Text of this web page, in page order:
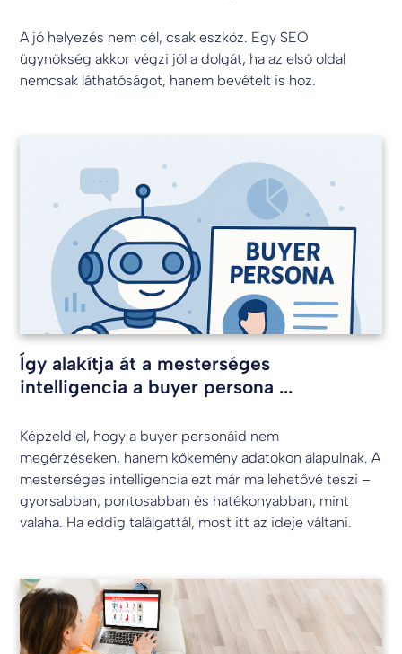
A jó helyezés nem cél, csak eszköz. Egy SEO
ügynökség akkor végzi jól a dolgát, ha az első oldal
nemcsak láthatóságot, hanem bevételt is hoz.
Így alakítja át a mesterséges
intelligencia a buyer persona ...
Képzeld el, hogy a buyer personáid nem
megérzéseken, hanem kőkemény adatokon alapulnak. A
mesterséges intelligencia ezt már ma lehetővé teszi –
gyorsabban, pontosabban és hatékonyabban, mint
valaha. Ha eddig találgattál, most itt az ideje váltani.